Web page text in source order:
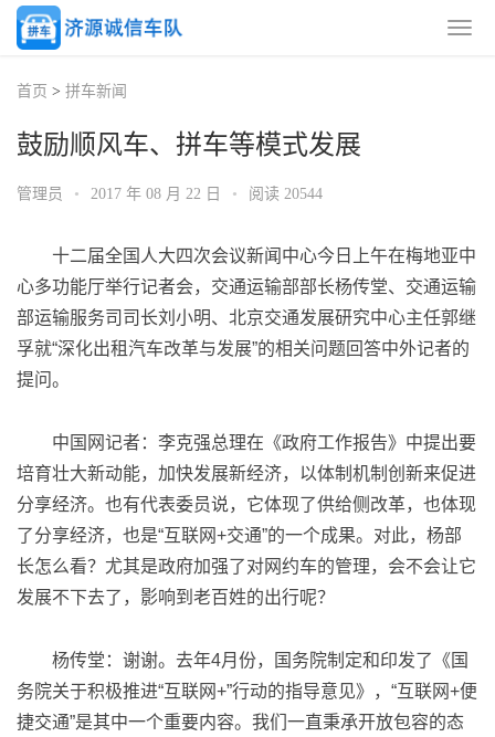
首页 > 拼车新闻
鼓励顺风车、拼车等模式发展
管理员 • 2017 年 08 月 22 日 • 阅读 20544
十二届全国人大四次会议新闻中心今日上午在梅地亚中
心多功能厅举行记者会，交通运输部部长杨传堂、交通运输
部运输服务司司长刘小明、北京交通发展研究中心主任郭继
孚就“深化出租汽车改革与发展”的相关问题回答中外记者的
提问。
中国网记者：李克强总理在《政府工作报告》中提出要
培育壮大新动能，加快发展新经济，以体制机制创新来促进
分享经济。也有代表委员说，它体现了供给侧改革，也体现
了分享经济，也是“互联网+交通”的一个成果。对此，杨部
长怎么看？尤其是政府加强了对网约车的管理，会不会让它
发展不下去了，影响到老百姓的出行呢？
杨传堂：谢谢。去年4月份，国务院制定和印发了《国
务院关于积极推进“互联网+”行动的指导意见》，“互联网+便
捷交通”是其中一个重要内容。我们一直秉承开放包容的态